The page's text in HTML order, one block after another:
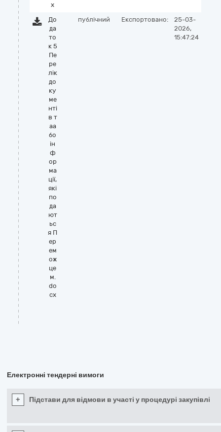
x
До
да
то
к 5
Пе
ре
лік
до
ку
ме
нті
в т
аа
бо
ін
ф
ор
ма
ції,
які
по
да
ют
ьс
я П
ер
ем
ож
це
м.
do
cx
публічний Експортовано:
25-03-
2026,
15:47:24
Електронні тендерні вимоги
+ Підстави для відмови в участі у процедурі закупівлі